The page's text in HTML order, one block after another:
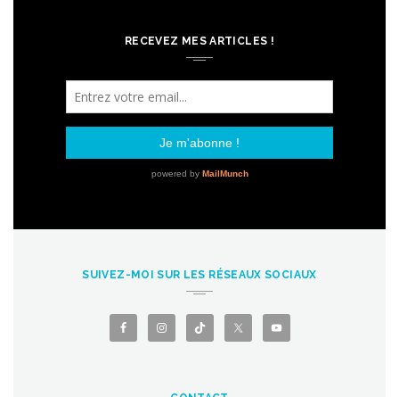
RECEVEZ MES ARTICLES !
SUIVEZ-MOI SUR LES RÉSEAUX SOCIAUX